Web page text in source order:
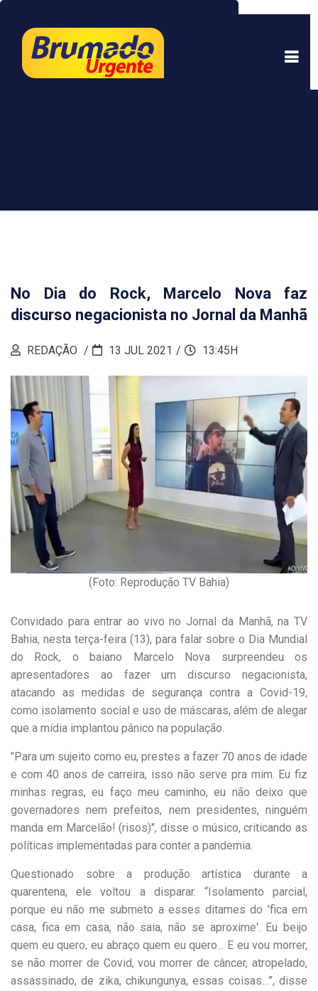
experiência. Ao continuar a navegar, você está
de acordo com isso.Saber mais.
No Dia do Rock, Marcelo Nova faz
discurso negacionista no Jornal da Manhã
REDAÇÃO 13 JUL 2021 13:45H
(Foto: Reprodução TV Bahia)
Convidado para entrar ao vivo no Jornal da Manhã, na TV
Bahia, nesta terça-feira (13), para falar sobre o Dia Mundial
do Rock, o baiano Marcelo Nova surpreendeu os
apresentadores ao fazer um discurso negacionista,
atacando as medidas de segurança contra a Covid-19,
como isolamento social e uso de máscaras, além de alegar
que a mídia implantou pânico na população.
"Para um sujeito como eu, prestes a fazer 70 anos de idade
e com 40 anos de carreira, isso não serve pra mim. Eu fiz
minhas regras, eu faço meu caminho, eu não deixo que
governadores nem prefeitos, nem presidentes, ninguém
manda em Marcelão! (risos)", disse o músico, criticando as
políticas implementadas para conter a pandemia.
Questionado sobre a produção artística durante a
quarentena, ele voltou a disparar. “Isolamento parcial,
porque eu não me submeto a esses ditames do 'fica em
casa, fica em casa, não saia, não se aproxime'. Eu beijo
quem eu quero, eu abraço quem eu quero... E eu vou morrer,
se não morrer de Covid, vou morrer de câncer, atropelado,
assassinado, de zika, chikungunya, essas coisas…”, disse